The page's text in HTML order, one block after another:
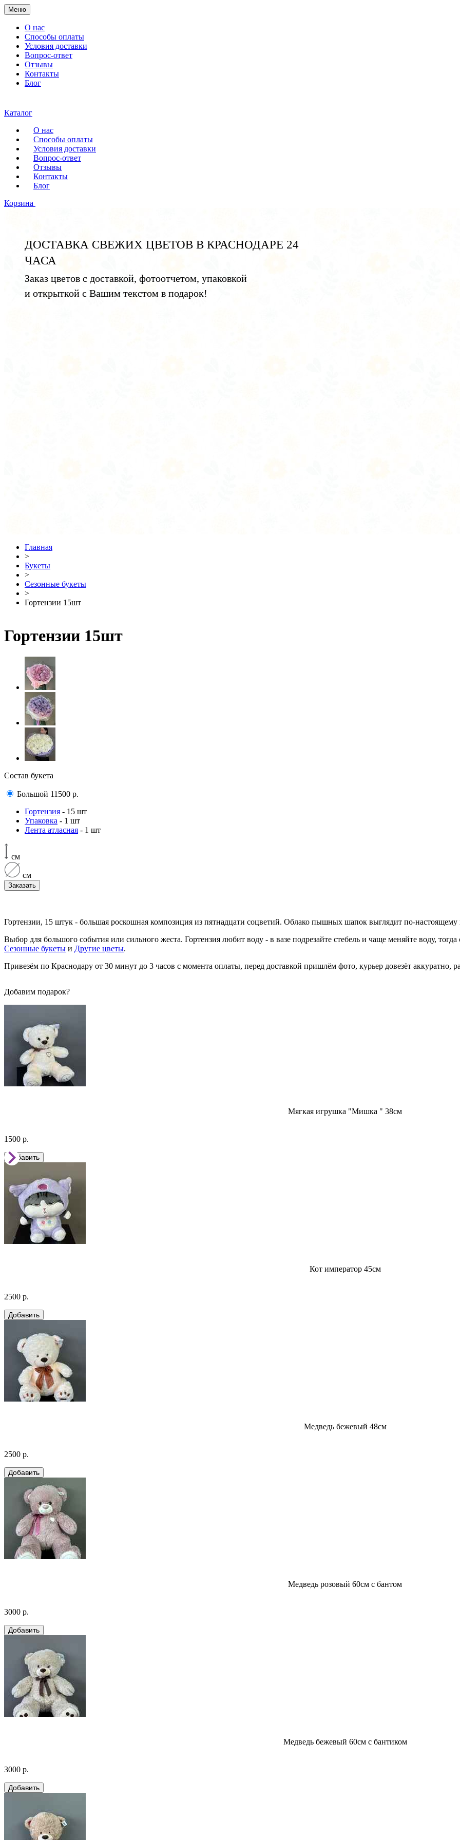
Меню
О нас
Способы оплаты
Условия доставки
Вопрос-ответ
Отзывы
Контакты
Блог
Каталог
О нас
Способы оплаты
Условия доставки
Вопрос-ответ
Отзывы
Контакты
Блог
Корзина
ДОСТАВКА СВЕЖИХ ЦВЕТОВ В КРАСНОДАРЕ 24
ЧАСА
Заказ цветов с доставкой, фотоотчетом, упаковкой
и открыткой с Вашим текстом в подарок!
Главная
>
Букеты
>
Сезонные букеты
>
Гортензии 15шт
Гортензии 15шт
Состав букета
Большой 11500 р.
Гортензия - 15 шт
Упаковка - 1 шт
Лента атласная - 1 шт
см
см
Заказать
Гортензии, 15 штук - большая роскошная композиция из пятнадцати соцветий. Облако пышных шапок выглядит по-
Выбор для большого события или сильного жеста. Гортензия любит воду - в вазе подрезайте стебель и чаще меняйте воду,
Сезонные букеты и Другие цветы.
Привезём по Краснодару от 30 минут до 3 часов с момента оплаты, перед доставкой пришлём фото, курьер довезёт аккуратно,
Добавим подарок?
Мягкая игрушка "Мишка " 38см
1500 р.
Кот император 45см
2500 р.
Медведь бежевый 48см
2500 р.
Медведь розовый 60см с бантом
3000 р.
Медведь бежевый 60см с бантиком
3000 р.